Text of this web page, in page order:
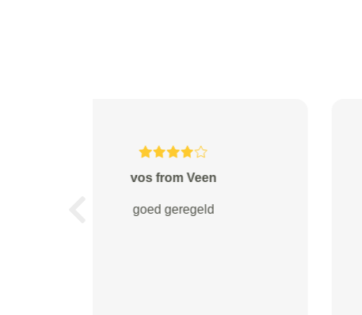
Tessa from Leerdam
Heel fijn contact, goede snelle